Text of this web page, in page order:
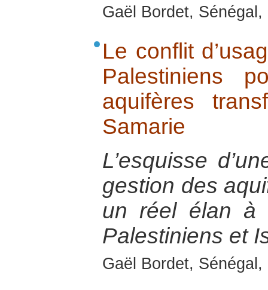
Gaël Bordet,
Le conflit
Palestiniens
aquifères
Samarie
L’esquisse
gestion des
un réel élan à
Palestiniens et
Gaël Bordet,